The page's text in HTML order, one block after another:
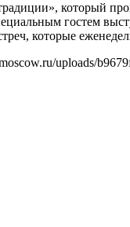
который
гостем
которые
uploads/